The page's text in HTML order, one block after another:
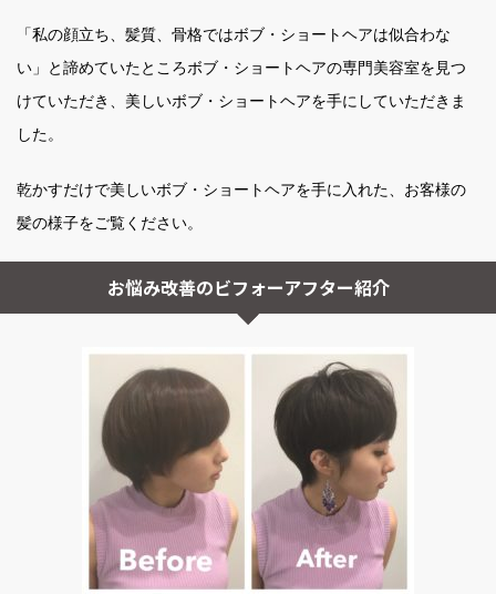
「私の顔立ち、髪質、骨格ではボブ・ショートヘアは似合わな
い」と諦めていたところボブ・ショートヘアの専門美容室を見つ
けていただき、美しいボブ・ショートヘアを手にしていただきま
した。
乾かすだけで美しいボブ・ショートヘアを手に入れた、お客様の
髪の様子をご覧ください。
お悩み改善のビフォーアフター紹介